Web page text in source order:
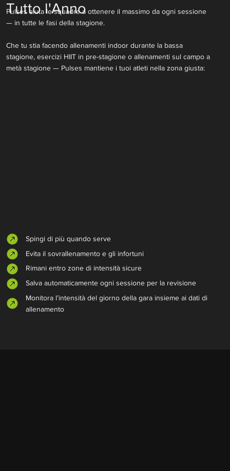
Tutto l'Anno
Pulses aiuta le squadre a ottenere il massimo da ogni sessione
— in tutte le fasi della stagione.
Che tu stia facendo allenamenti indoor durante la bassa
stagione, esercizi HIIT in pre-stagione o allenamenti sul campo a
metà stagione — Pulses mantiene i tuoi atleti nella zona giusta:
Spingi di più quando serve
Evita il sovrallenamento e gli infortuni
Rimani entro zone di intensità sicure
Salva automaticamente ogni sessione per la revisione
Monitora l’intensità del giorno della gara insieme ai dati di
allenamento